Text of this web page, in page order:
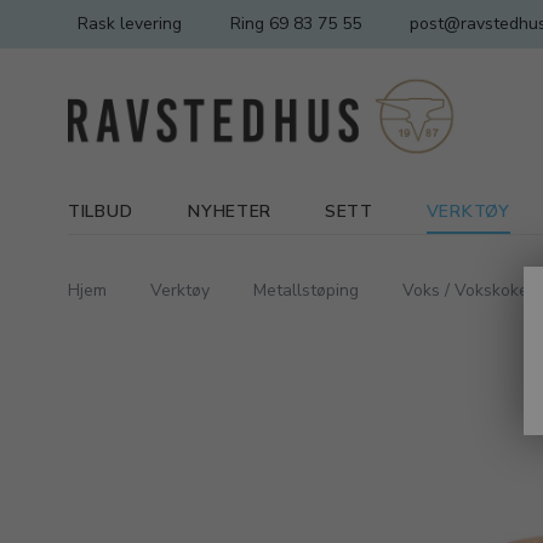
Rask levering Ring 69 83 75 55
TILBUD NYHETER SETT VERKTØY
Hjem Verktøy Metallstøping Voks / Vokskokere